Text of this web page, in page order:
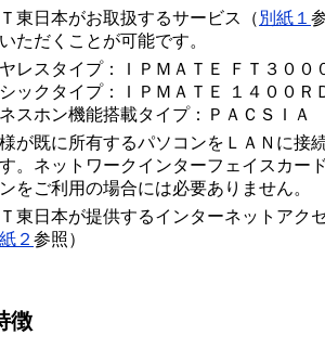
東日本がお取扱するサービス（ 別紙１
ただくことが可能です。
レスタイプ：ＩＰＭＡＴＥ ＦＴ３００
ックタイプ：ＩＰＭＡＴＥ １４００Ｒ
スホン機能搭載タイプ：ＰＡＣＳＩＡ
が既に所有するパソコンをＬＡＮに接
。ネットワークインターフェイスカー
をご利用の場合には必要ありません。
東日本が提供するインターネットアク
２ 参照）
徴